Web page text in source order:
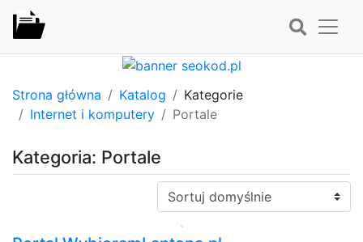
Strona główna Katalog
Kategorie
Internet i komputery
Portale
Kategoria: Portale
Sortuj: